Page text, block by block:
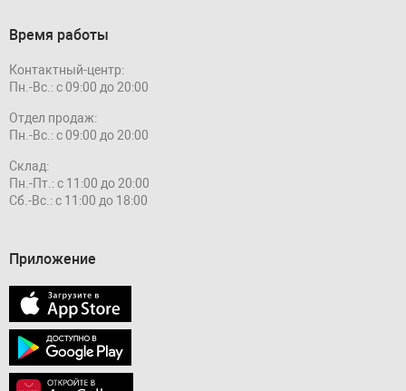
Время работы
Контактный-центр:
Пн.-Вс.: с 09:00 до 20:00
Отдел продаж:
Пн.-Вс.: с 09:00 до 20:00
Склад:
Пн.-Пт.: с 11:00 до 20:00
Сб.-Вс.: с 11:00 до 18:00
Приложение